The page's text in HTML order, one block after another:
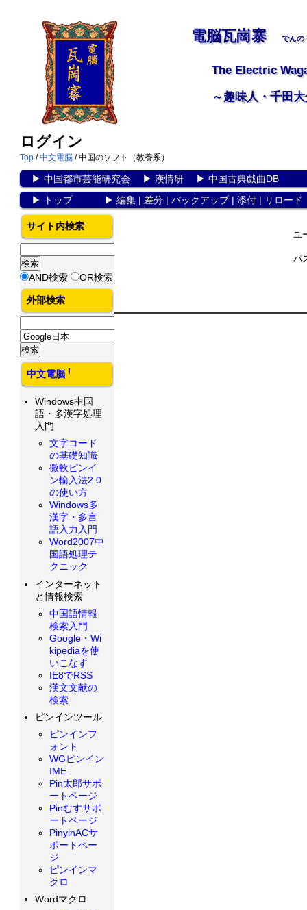
電脳瓦崗寨 でんの
The Electric
～趣味人・千田
ログイン
Top /中文電脳 / 中国のソフト（教養系）
▶ 中国都市芸能研究会▶ 漢情研▶ 中国古典戯曲DB
▶
トップ▶ 編集| 差分| バックアップ| 添付| リロード
ユ
パ
サイト内検索
AND検索 OR検索
外部検索
中文電脳 †
Windows中国
語・多漢字処理
入門
文字コード
の基礎知識
微軟ピンイ
ン輸入法2.0
の使い方
Windows多
漢字・多言
語入力入門
Word2007中
国語処理テ
クニック
インターネット
と情報検索
中国語情報
検索入門
Google・Wi
kipediaを使
いこなす
IE8でRSS
漢文文献の
検索
ピンインツール
ピンインフ
ォント
WGピンイン
IME
Pin太郎サポ
ートページ
Pinむすサポ
ートページ
PinyinACサ
ポートペー
ジ
ピンインマ
クロ
Wordマクロ